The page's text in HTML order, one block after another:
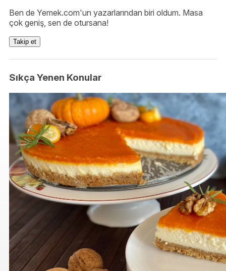
Ben de Yemek.com'un yazarlarından biri oldum. Masa
çok geniş, sen de otursana!
Takip et
Sıkça Yenen Konular